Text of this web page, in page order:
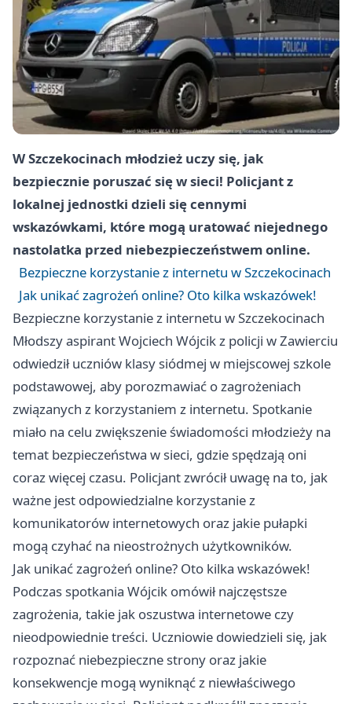
W Szczekocinach młodzież uczy się, jak
bezpiecznie poruszać się w sieci! Policjant z
lokalnej jednostki dzieli się cennymi
wskazówkami, które mogą uratować niejednego
nastolatka przed niebezpieczeństwem online.
Bezpieczne korzystanie z internetu w Szczekocinach
Jak unikać zagrożeń online? Oto kilka wskazówek!
Bezpieczne korzystanie z internetu w Szczekocinach
Młodszy aspirant Wojciech Wójcik z policji w Zawierciu
odwiedził uczniów klasy siódmej w miejscowej szkole
podstawowej, aby porozmawiać o zagrożeniach
związanych z korzystaniem z internetu. Spotkanie
miało na celu zwiększenie świadomości młodzieży na
temat bezpieczeństwa w sieci, gdzie spędzają oni
coraz więcej czasu. Policjant zwrócił uwagę na to, jak
ważne jest odpowiedzialne korzystanie z
komunikatorów internetowych oraz jakie pułapki
mogą czyhać na nieostrożnych użytkowników.
Jak unikać zagrożeń online? Oto kilka wskazówek!
Podczas spotkania Wójcik omówił najczęstsze
zagrożenia, takie jak oszustwa internetowe czy
nieodpowiednie treści. Uczniowie dowiedzieli się, jak
rozpoznać niebezpieczne strony oraz jakie
konsekwencje mogą wyniknąć z niewłaściwego